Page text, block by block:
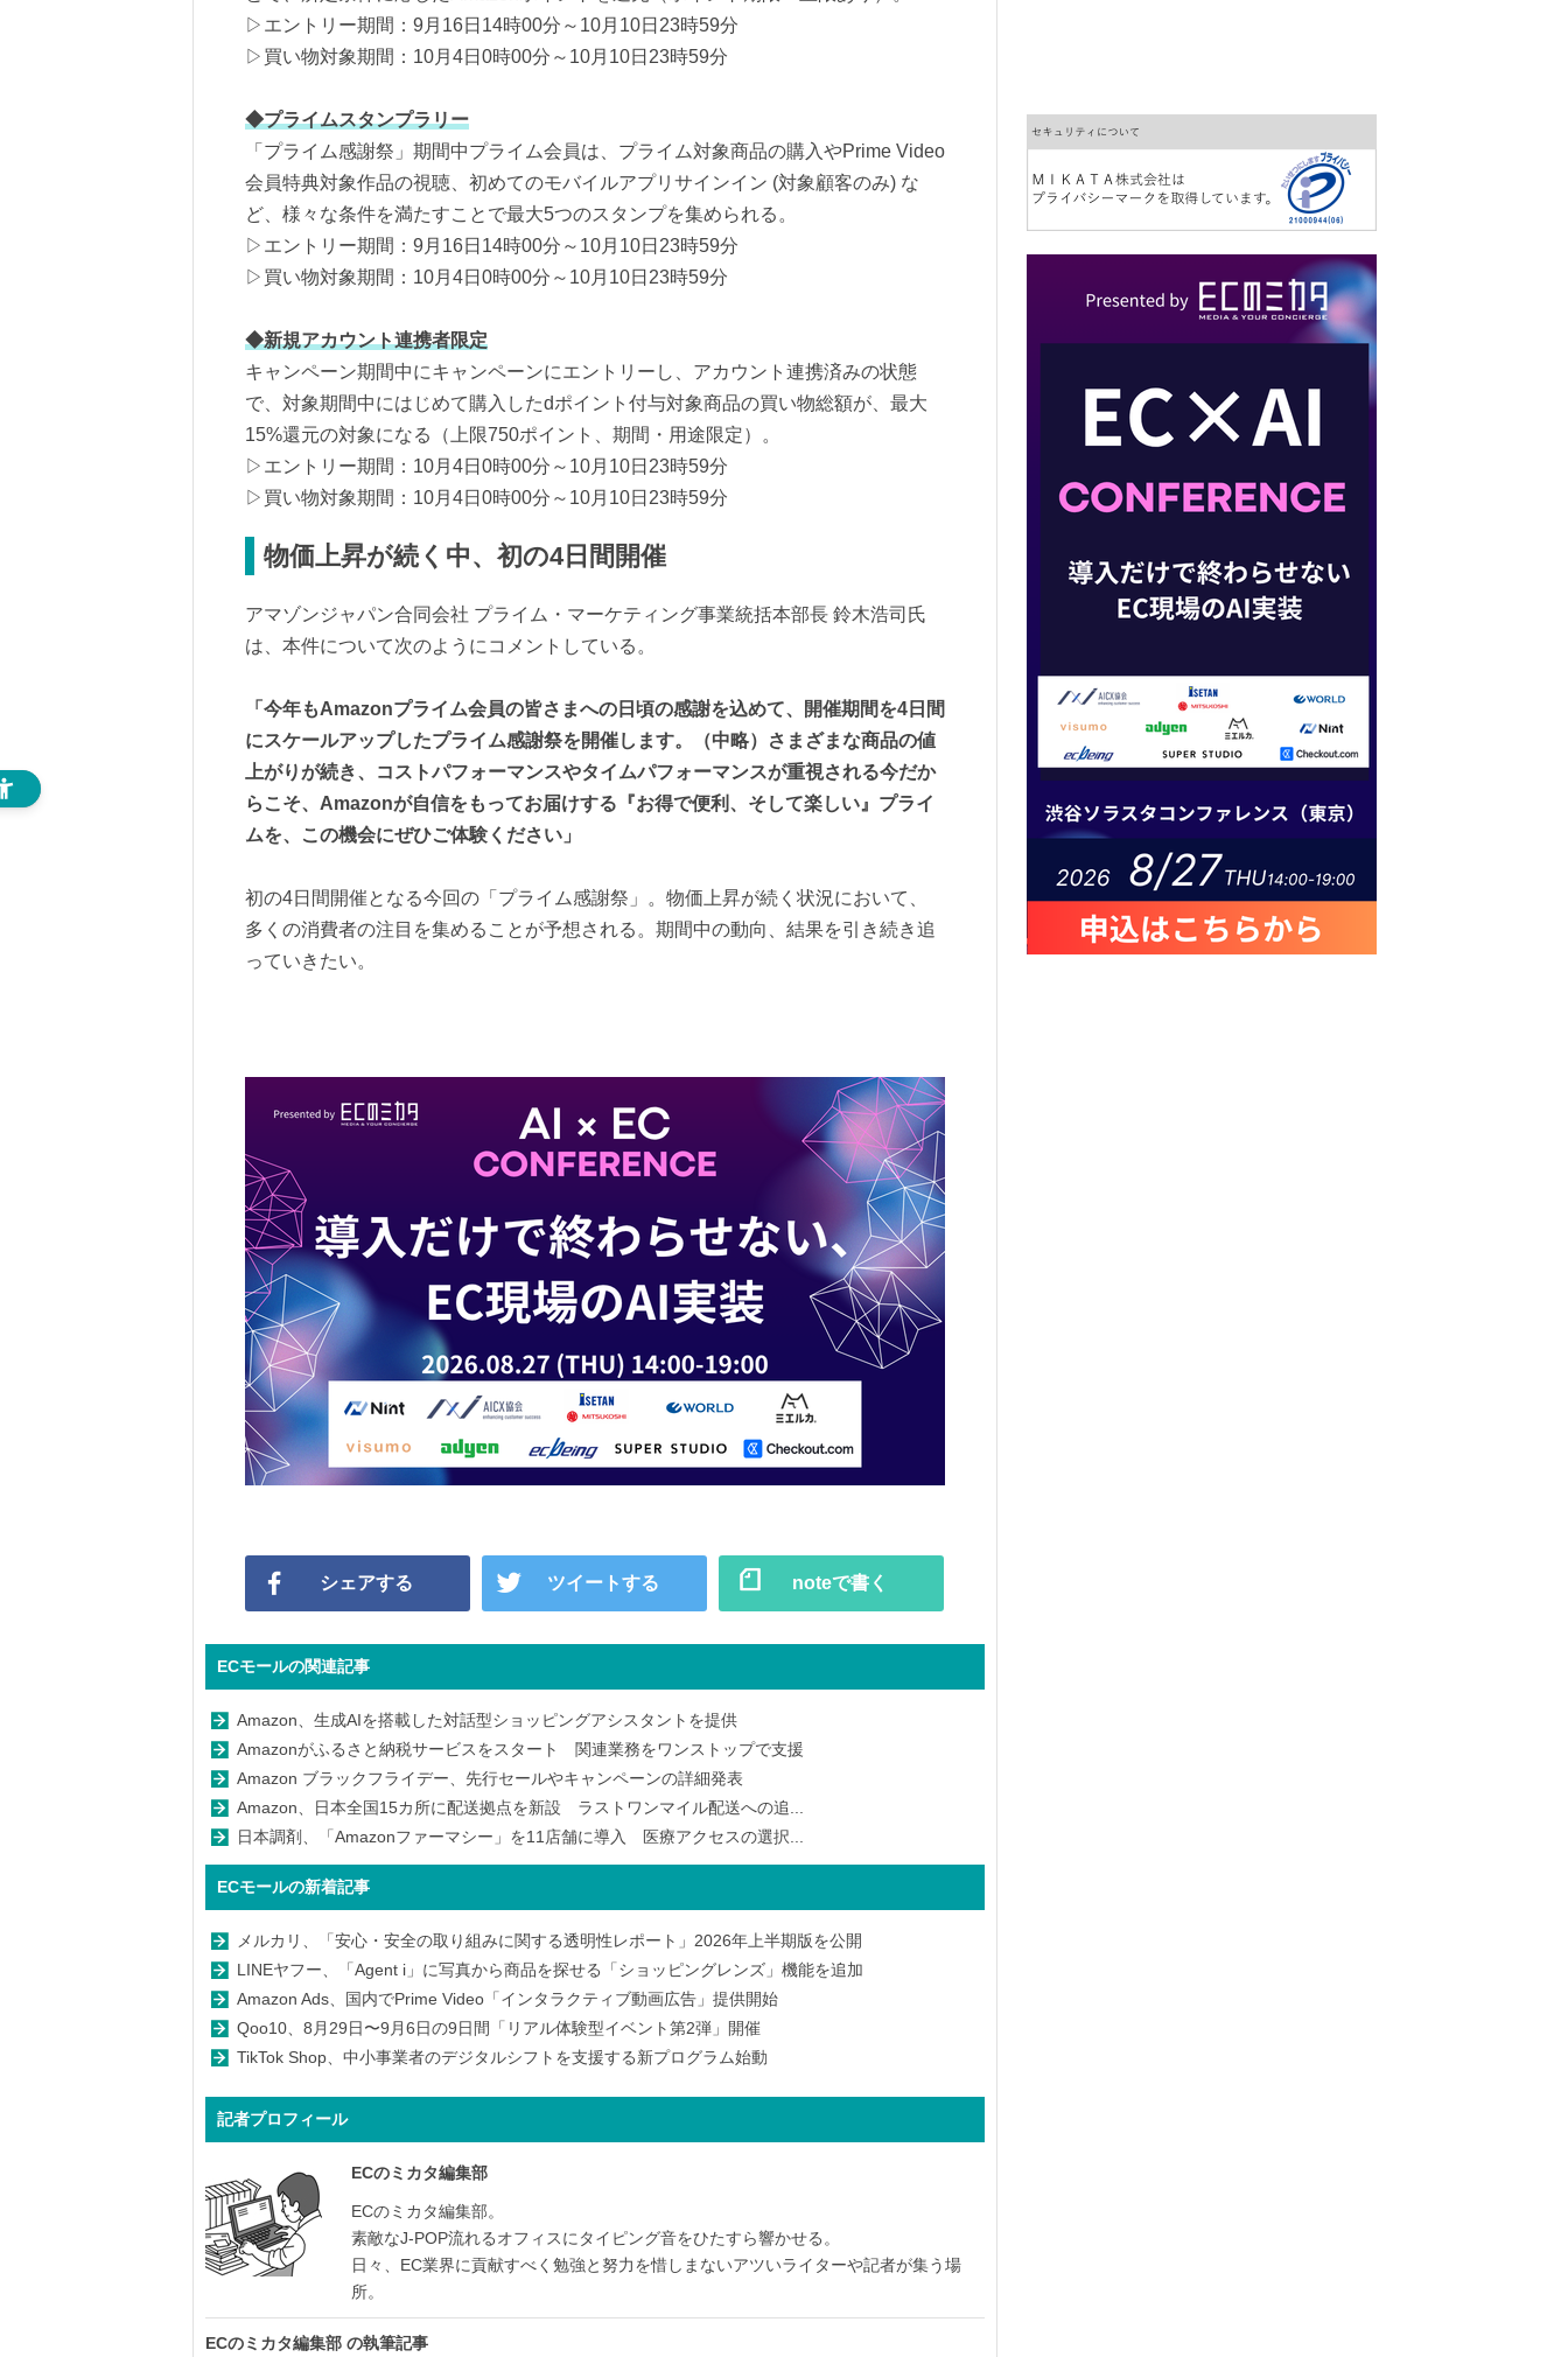
▷エントリー期間：9月16日14時00分～10月10日23時59分
▷買い物対象期間：10月4日0時00分～10月10日23時59分
◆プライムスタンプラリー
「プライム感謝祭」期間中プライム会員は、プライム対象商品の購入やPrime Video
会員特典対象作品の視聴、初めてのモバイルアプリサインイン (対象顧客のみ) な
ど、様々な条件を満たすことで最大5つのスタンプを集められる。
▷エントリー期間：9月16日14時00分～10月10日23時59分
▷買い物対象期間：10月4日0時00分～10月10日23時59分
◆新規アカウント連携者限定
キャンペーン期間中にキャンペーンにエントリーし、アカウント連携済みの状態
で、対象期間中にはじめて購入したdポイント付与対象商品の買い物総額が、最大
15%還元の対象になる（上限750ポイント、期間・用途限定）。
▷エントリー期間：10月4日0時00分～10月10日23時59分
▷買い物対象期間：10月4日0時00分～10月10日23時59分
物価上昇が続く中、初の4日間開催
アマゾンジャパン合同会社 プライム・マーケティング事業統括本部長 鈴木浩司氏
は、本件について次のようにコメントしている。
「今年もAmazonプライム会員の皆さまへの日頃の感謝を込めて、開催期間を4日間
にスケールアップしたプライム感謝祭を開催します。（中略）さまざまな商品の値
上がりが続き、コストパフォーマンスやタイムパフォーマンスが重視される今だか
らこそ、Amazonが自信をもってお届けする『お得で便利、そして楽しい』プライ
ムを、この機会にぜひご体験ください」
初の4日間開催となる今回の「プライム感謝祭」。物価上昇が続く状況において、
多くの消費者の注目を集めることが予想される。期間中の動向、結果を引き続き追
っていきたい。
シェアする ツイートする noteで書く
ECモールの関連記事
Amazon、生成AIを搭載した対話型ショッピングアシスタントを提供
Amazonがふるさと納税サービスをスタート 関連業務をワンストップで支援
Amazon ブラックフライデー、先行セールやキャンペーンの詳細発表
Amazon、日本全国15カ所に配送拠点を新設 ラストワンマイル配送への追...
日本調剤、「Amazonファーマシー」を11店舗に導入 医療アクセスの選択...
ECモールの新着記事
メルカリ、「安心・安全の取り組みに関する透明性レポート」2026年上半期版を公開
LINEヤフー、「Agent i」に写真から商品を探せる「ショッピングレンズ」機能を追加
Amazon Ads、国内でPrime Video「インタラクティブ動画広告」提供開始
Qoo10、8月29日〜9月6日の9日間「リアル体験型イベント第2弾」開催
TikTok Shop、中小事業者のデジタルシフトを支援する新プログラム始動
記者プロフィール
ECのミカタ編集部
ECのミカタ編集部。
素敵なJ-POP流れるオフィスにタイピング音をひたすら響かせる。
日々、EC業界に貢献すべく勉強と努力を惜しまないアツいライターや記者が集う場
所。
ECのミカタ編集部の執筆記事